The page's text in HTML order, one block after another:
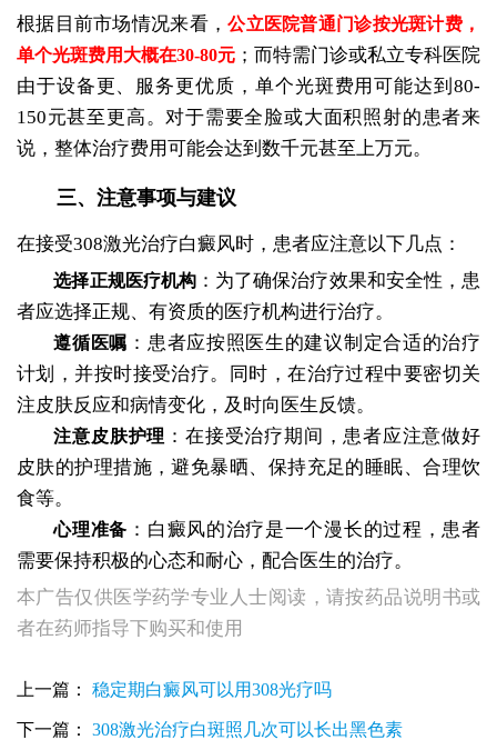
根据目前市场情况来看，公立医院普通门诊按光斑计费，
单个光斑费用大概在30-80元 ；而特需门诊或私立专科医院
由于设备更、服务更优质，单个光斑费用可能达到80-
150元甚至更高。对于需要全脸或大面积照射的患者来
说，整体治疗费用可能会达到数千元甚至上万元。
三、注意事项与建议
在接受308激光治疗白癜风时，患者应注意以下几点：
选择正规医疗机构：为了确保治疗效果和安全性，患
者应选择正规、有资质的医疗机构进行治疗。
遵循医嘱 ：患者应按照医生的建议制定合适的治疗
计划，并按时接受治疗。同时，在治疗过程中要密切关
注皮肤反应和病情变化，及时向医生反馈。
注意皮肤护理 ：在接受治疗期间，患者应注意做好
皮肤的护理措施，避免暴晒、保持充足的睡眠、合理饮
食等。
心理准备 ：白癜风的治疗是一个漫长的过程，患者
需要保持积极的心态和耐心，配合医生的治疗。
本广告仅供医学药学专业人士阅读，请按药品说明书或
者在药师指导下购买和使用
上一篇： 稳定期白癜风可以用308光疗吗
下一篇： 308激光治疗白斑照几次可以长出黑色素